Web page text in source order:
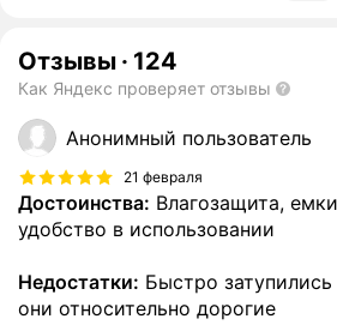
Отзывы · 124
Как Яндекс проверяет отзывы
Анонимный пользователь
21 февраля
Достоинства: Влагозащита,
удобство в использовании
Недостатки: Быстро
они относительно дорогие